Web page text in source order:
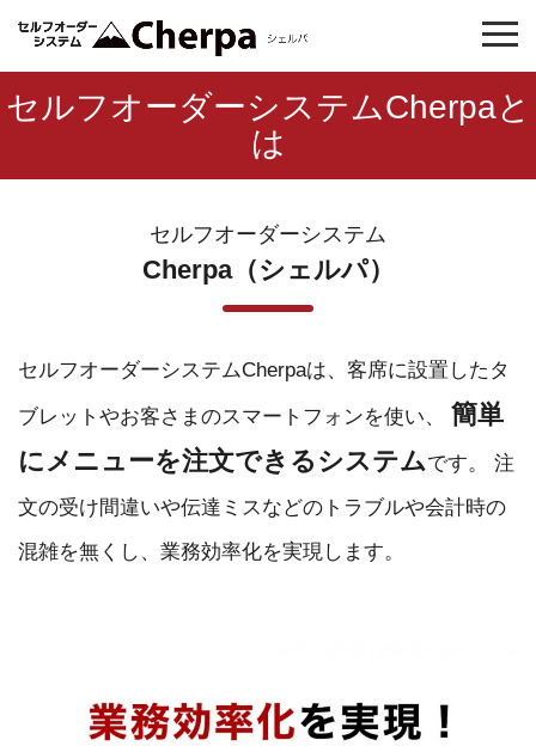
セルフオーダーシステムCherpaと
は
セルフオーダーシステム
Cherpa（シェルパ）
セルフオーダーシステムCherpaは、客席に設置したタ
ブレットやお客さまのスマートフォンを使い、
簡単
にメニューを注文できるシステムです。
注
文の受け間違いや伝達ミスなどのトラブルや会計時の
混雑を無くし、業務効率化を実現します。